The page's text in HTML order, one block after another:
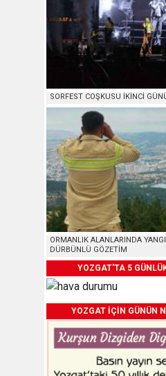
SORFEST COŞKUSU İKİNCİ
ORMANLIK ALANLARINDA
DÜRBÜNLÜ GÖZETİM
YOZGAT'TA 5
YOZGAT İÇİN GÜNÜN